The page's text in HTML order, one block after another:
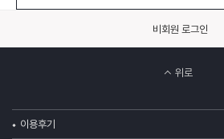
비회원 로그인
위로
이용후기